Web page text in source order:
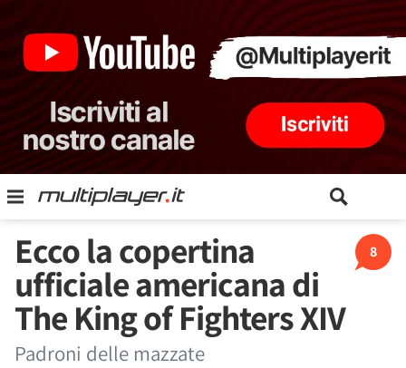
8
Ecco la copertina
ufficiale americana di
The King of Fighters XIV
Padroni delle mazzate